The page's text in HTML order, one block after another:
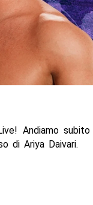
Andiamo subito
di Ariya Daivari.